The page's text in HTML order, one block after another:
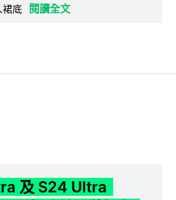
裙底 閱讀全文
及 S24 Ultra